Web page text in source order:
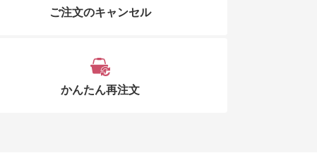
ご注文のキャンセル
かんたん再注文